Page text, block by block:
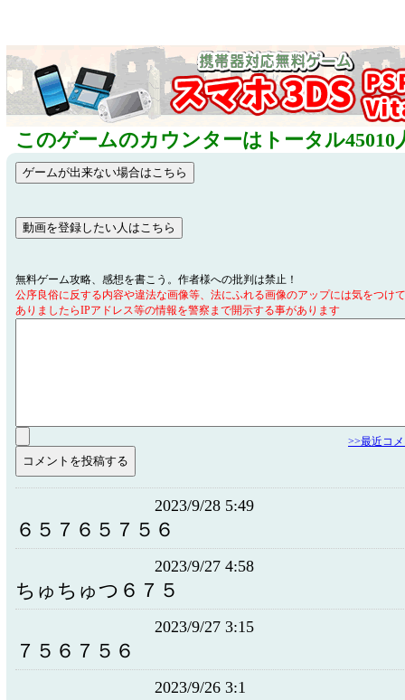
このゲームのカウンターはトータル45010
無料ゲーム攻略、感想を書こう。作者様への批判は禁止！
公序良俗に反する内容や違法な画像等、法にふれる画像のアップには気をつけ
ありましたらIPアドレス等の情報を警察まで開示する事があります
>>最近コ
2023/9/28 5:49
６５７６５７５６
2023/9/27 4:58
ちゅちゅつ６７５
2023/9/27 3:15
７５６７５６
2023/9/26 3:1